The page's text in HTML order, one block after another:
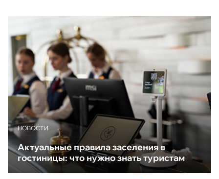
НОВОСТИ
Актуальные правила заселения в
гостиницы: что нужно знать туристам